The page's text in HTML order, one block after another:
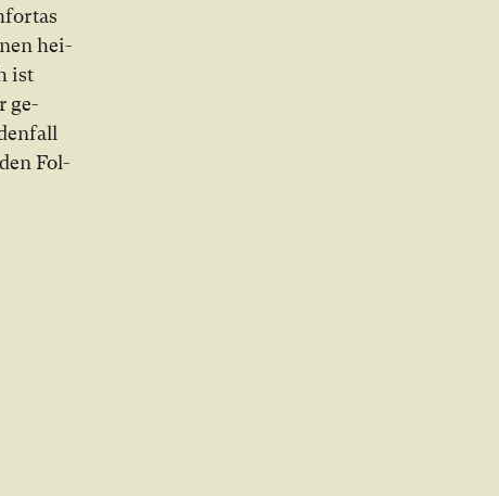
hei­
ist
ge­
Fol­